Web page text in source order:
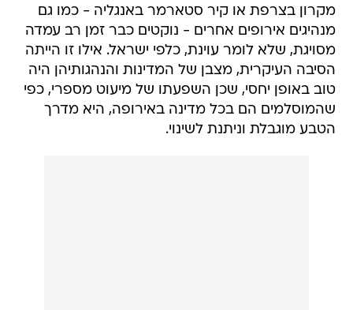
מקרון בצרפת או קיר סטארמר באנגליה - כמו גם
מנהיגים אירופים אחרים - נוקטים כבר זמן רב עמדה
מסויגת, שלא לומר עוינת, כלפי ישראל. אילו זו הייתה
הסיבה העיקרית, מצבן של המדינות והנהגותיהן היה
טוב באופן יחסי, שכן השפעתו של מיעוט מספרי, כפי
שהמוסלמים הם בכל מדינה באירופה, היא מדרך
הטבע מוגבלת וניתנת לשינוי.